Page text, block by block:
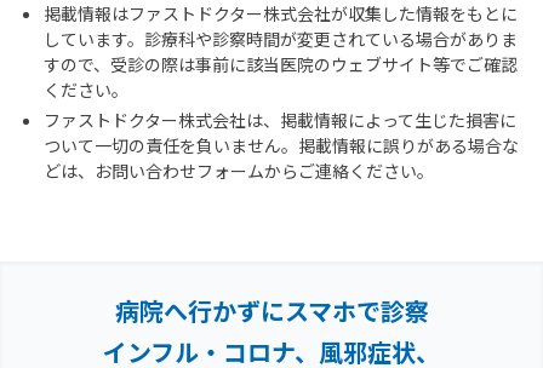
掲載情報はファストドクター株式会社が収集した情報をもとに
しています。診療科や診察時間が変更されている場合がありま
すので、受診の際は事前に該当医院のウェブサイト等でご確認
ください。
ファストドクター株式会社は、掲載情報によって生じた損害に
ついて一切の責任を負いません。掲載情報に誤りがある場合な
どは、お問い合わせフォームからご連絡ください。
病院へ行かずにスマホで診察
インフル・コロナ、風邪症状、